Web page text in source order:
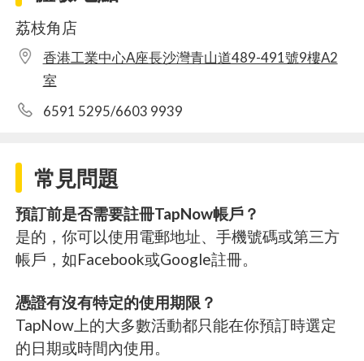
荔枝角店
香港工業中心A座長沙灣青山道489-491號9樓A2
室
6591 5295/6603 9939
常見問題
預訂前是否需要註冊TapNow帳戶？
是的，你可以使用電郵地址、手機號碼或第三方
帳戶，如Facebook或Google註冊。
憑證有沒有特定的使用期限？
TapNow上的大多數活動都只能在你預訂時選定
的日期或時間內使用。